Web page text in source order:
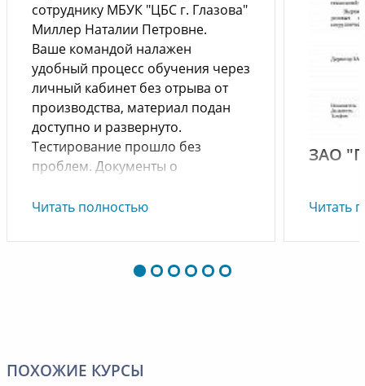
сотруднику МБУК "ЦБС г. Глазова"
Миллер Наталии Петровне.
Ваше командой налажен
удобный процесс обучения через
личный кабинет без отрыва от
производства, материал подан
доступно и развернуто.
Тестирование прошло без
проблем. Документы о
получены своевременно.
процветания.
Читать полностью
ЗАО
ЗАО
Читать
ПОХОЖИЕ КУРСЫ